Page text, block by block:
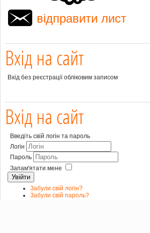
відправити лист
Вхід на сайт
Вхід без реєстрації обліковим записом
Вхід на сайт
Введіть свій логін та пароль
Логін
Пароль
Запам'ятати мене
Увійти
Забули свій логін?
Забули свій пароль?